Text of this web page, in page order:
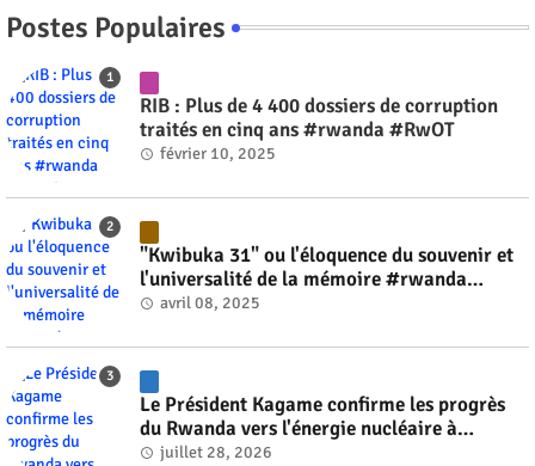
Postes Populaires
RIB : Plus de 4 400 dossiers de corruption
traités en cinq ans #rwanda #RwOT
février 10, 2025
"Kwibuka 31" ou l'éloquence du souvenir et
l'universalité de la mémoire #rwanda
#RwOT
avril 08, 2025
Le Président Kagame confirme les progrès
du Rwanda vers l'énergie nucléaire à
l'horizon 2030 #rwanda #RwOT
juillet 28, 2026